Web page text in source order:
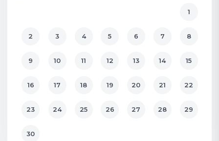
1
2 3 4 5 6 7 8
9 10 11 12 13 14 15
16 17 18 19 20 21 22
23 24 25 26 27 28 29
30